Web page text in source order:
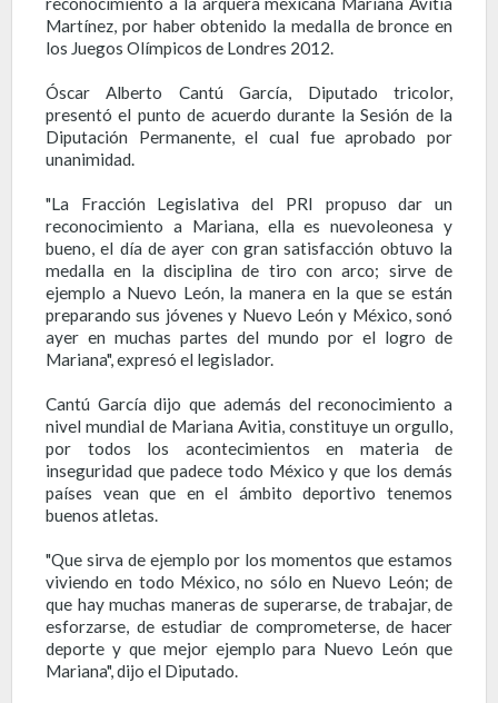
Martínez, por haber obtenido la medalla de bronce en
los Juegos Olímpicos de Londres 2012.
Óscar Alberto Cantú García, Diputado tricolor,
presentó el punto de acuerdo durante la Sesión de la
Diputación Permanente, el cual fue aprobado por
unanimidad.
"La Fracción Legislativa del PRI propuso dar un
reconocimiento a Mariana, ella es nuevoleonesa y
bueno, el día de ayer con gran satisfacción obtuvo la
medalla en la disciplina de tiro con arco; sirve de
ejemplo a Nuevo León, la manera en la que se están
preparando sus jóvenes y Nuevo León y México, sonó
ayer en muchas partes del mundo por el logro de
Mariana", expresó el legislador.
Cantú García dijo que además del reconocimiento a
nivel mundial de Mariana Avitia, constituye un orgullo,
por todos los acontecimientos en materia de
inseguridad que padece todo México y que los demás
países vean que en el ámbito deportivo tenemos
buenos atletas.
"Que sirva de ejemplo por los momentos que estamos
viviendo en todo México, no sólo en Nuevo León; de
que hay muchas maneras de superarse, de trabajar, de
esforzarse, de estudiar de comprometerse, de hacer
deporte y que mejor ejemplo para Nuevo León que
Mariana", dijo el Diputado.